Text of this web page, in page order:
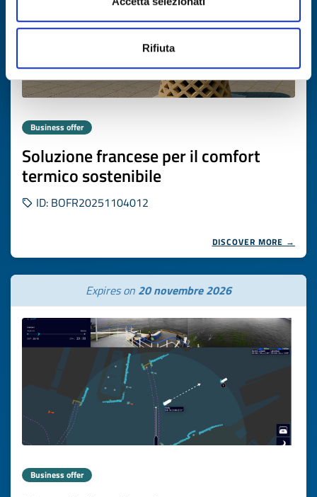
Rifiuta
Business offer
Soluzione francese per il comfort
termico sostenibile
ID: BOFR20251104012
DISCOVER MORE →
Expires on 20 novembre 2026
Business offer